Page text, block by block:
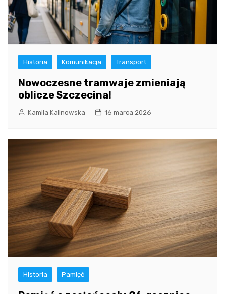
Historia Komunikacja Transport
Nowoczesne tramwaje zmieniają
oblicze Szczecina!
Kamila Kalinowska 16 marca 2026
Historia Pamięć